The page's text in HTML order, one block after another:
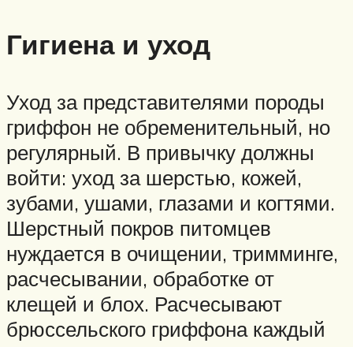
Гигиена и уход
Уход за представителями породы
гриффон не обременительный, но
регулярный. В привычку должны
войти: уход за шерстью, кожей,
зубами, ушами, глазами и когтями.
Шерстный покров питомцев
нуждается в очищении, тримминге,
расчесывании, обработке от
клещей и блох. Расчесывают
брюссельского гриффона каждый